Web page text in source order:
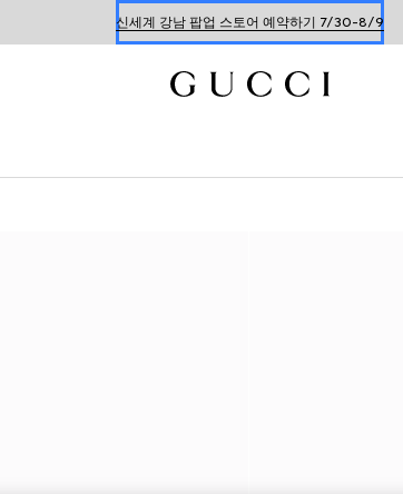
신세계 강남 팝업 스토어 예약하기 7/30-8/9